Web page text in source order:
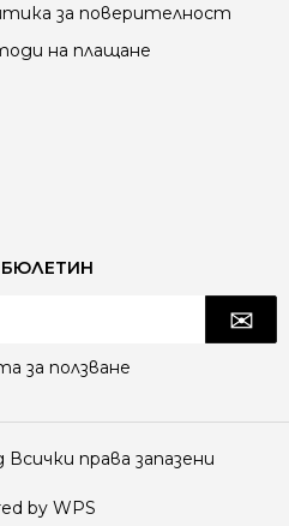
за поверителност
на плащане
за ползване
права запазени
by WPS